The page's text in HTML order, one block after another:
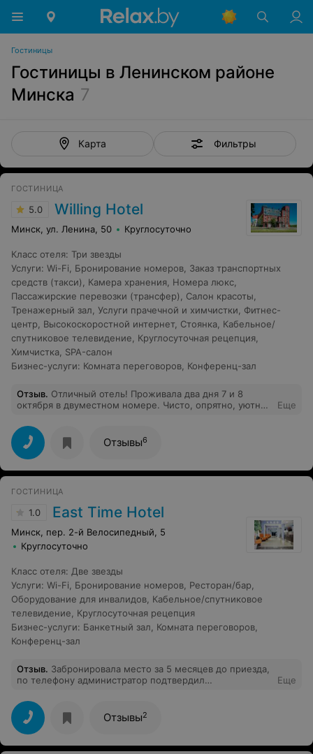
Гостиницы
Гостиницы в Ленинском районе
Минска 7
Карта Фильтры
ГОСТИНИЦА
5.0 Willing Hotel
Минск, ул. Ленина, 50 Круглосуточно
Класс отеля: Три звезды
Услуги: Wi-Fi Бронирование номеров Заказ транспортных
средств (такси)
Камера хранения Номера люкс
Пассажирские перевозки (трансфер)
Салон красоты
Тренажерный зал
Услуги прачечной и химчистки
Фитнес-
центр
Высокоскоростной интернет, Стоянка Кабельное/
спутниковое телевидение
Круглосуточная рецепция
Химчистка SPA-салон
Бизнес-услуги: Комната переговоров Конференц-зал
Отзыв. Отличный отель! Проживала два дня 7 и 8
октября в двуместном номере. Чисто, опрятно, уютно,
Обслуживающий персонал очень вежливый и
пунктуальный. Если вы стоите перед выбором квкой
отель выбрать, возможно моя рекомендация поможет
вам определиться.
Еще
Отзывы6
ГОСТИНИЦА
1.0 East Time Hotel
Минск, пер. 2-й Велосипедный, 5
Круглосуточно
Класс отеля: Две звезды
Услуги: Wi-Fi Бронирование номеров Ресторан/бар
Оборудование для инвалидов Кабельное/спутниковое
телевидение
Круглосуточная рецепция
Бизнес-услуги: Банкетный зал Комната переговоров
Конференц-зал
Отзыв. Забронировала место за 5 месяцев до приезда,
по телефону администратор подтвердил
мест нет. Можно остаться на улице. Безответственные
работники.
Еще
Отзывы2